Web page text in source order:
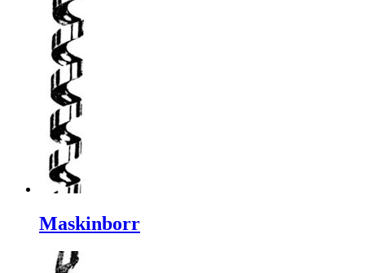
Maskinborr